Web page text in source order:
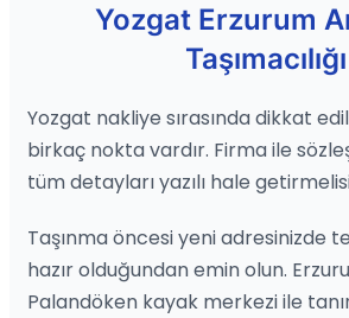
Yozgat Erzurum
Taşımacılığı
Yozgat nakliye sırasında dikkat
birkaç nokta vardır. Firma ile
tüm detayları yazılı hale
Taşınma öncesi yeni adresinizde
hazır olduğundan emin olun.
Palandöken kayak merkezi ile